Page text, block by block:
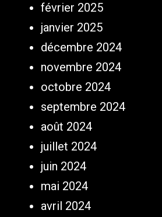
février 2025
janvier 2025
décembre 2024
novembre 2024
octobre 2024
septembre 2024
août 2024
juillet 2024
juin 2024
mai 2024
avril 2024